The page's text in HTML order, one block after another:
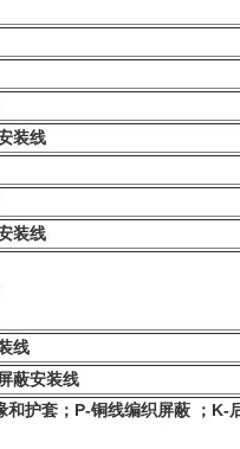
装线
装线
线
蔽安装线
护套；P-铜线编织屏蔽 ；K-